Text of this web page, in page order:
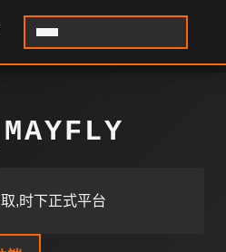
,时下正式平台